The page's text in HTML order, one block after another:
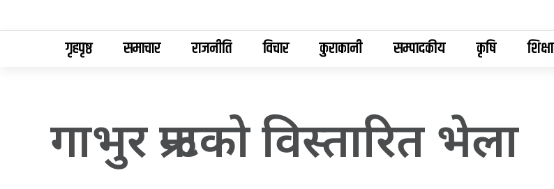
गृहपृष्ठ समाचार राजनीति विचार कुराकानी सम्पादकीय कृषि शिक्षा
गाभुर फ्रन्टको विस्तारित भेला